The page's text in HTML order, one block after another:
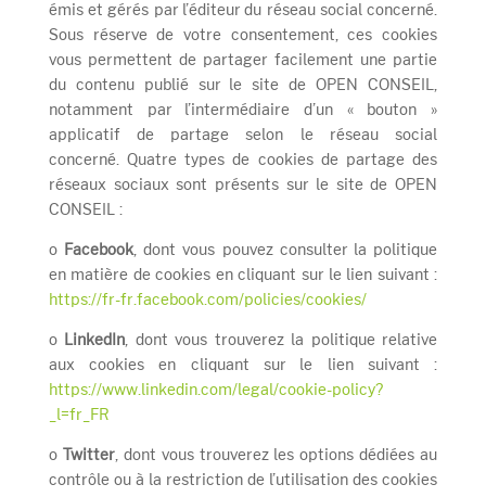
émis et gérés par l’éditeur du réseau social concerné.
Sous réserve de votre consentement, ces cookies
vous permettent de partager facilement une partie
du contenu publié sur le site de OPEN CONSEIL,
notamment par l’intermédiaire d’un « bouton »
applicatif de partage selon le réseau social
concerné. Quatre types de cookies de partage des
réseaux sociaux sont présents sur le site de OPEN
CONSEIL :
o Facebook , dont vous pouvez consulter la politique
en matière de cookies en cliquant sur le lien suivant :
https://fr-fr.facebook.com/policies/cookies/
o LinkedIn , dont vous trouverez la politique relative
aux cookies en cliquant sur le lien suivant :
https://www.linkedin.com/legal/cookie-policy?
_l=fr_FR
o Twitter, dont vous trouverez les options dédiées au
contrôle ou à la restriction de l’utilisation des cookies